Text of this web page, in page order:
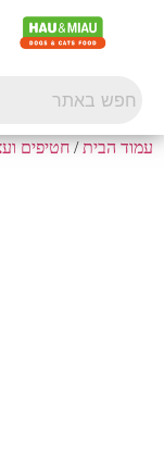
עמוד הבית/חטיפים